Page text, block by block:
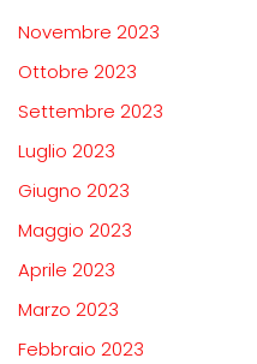
Novembre 2023
Ottobre 2023
Settembre 2023
Luglio 2023
Giugno 2023
Maggio 2023
Aprile 2023
Marzo 2023
Febbraio 2023